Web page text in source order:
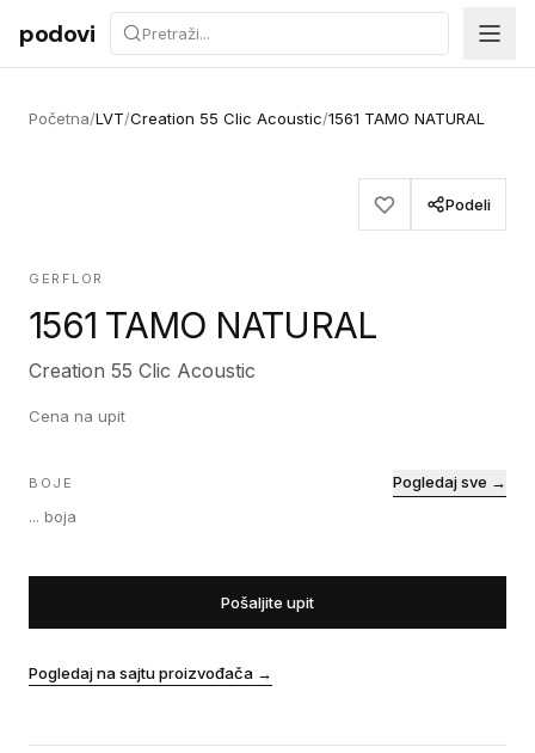
Preskoči na sadržaj
podovi
Početna/LVT/Creation 55 Clic Acoustic/1561 TAMO NATURAL
Podeli
GERFLOR
1561 TAMO NATURAL
Creation 55 Clic Acoustic
Cena na upit
BOJE
... boja
Pogledaj sve →
Pošaljite upit
Pogledaj na sajtu proizvođača →